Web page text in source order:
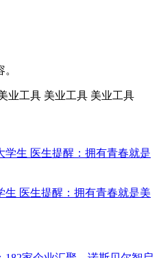
业工具 美业工具 美业工具
生 医生提醒：拥有青春就是美